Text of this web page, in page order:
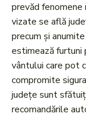
prevăd
vizate se află
precum și
estimează furtuni
vântului care pot
compromite
județe sunt
recomandările